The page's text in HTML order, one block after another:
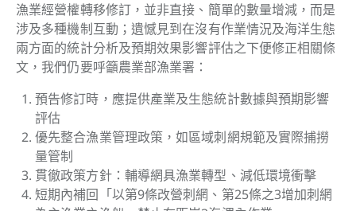
漁業經營權轉移修訂，並非直接、簡單的數量增減，而是
涉及多種機制互動；遺憾見到在沒有作業情況及海洋生態
兩方面的統計分析及預期效果影響評估之下便修正相關條
文，我們仍要呼籲農業部漁業署：
預告修訂時，應提供產業及生態統計數據與預期影響
評估
優先整合漁業管理政策，如區域刺網規範及實際捕撈
量管制
貫徹政策方針：輔導網具漁業轉型、減低環境衝擊
短期內補回「以第9條改營刺網、第25條之3增加刺網